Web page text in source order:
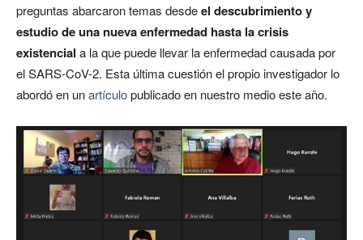
preguntas abarcaron temas desdeel descubrimiento y
estudio de una nueva enfermedad hasta la crisis
existencial a la que puede llevar la enfermedad causada por
el SARS-CoV-2. Esta última cuestión el propio investigador lo
abordó en unartículopublicado en nuestro medio este año.